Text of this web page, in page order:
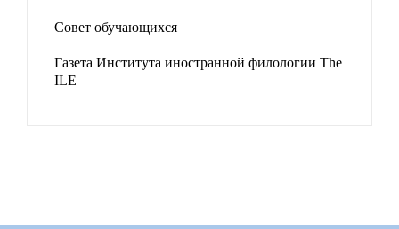
Совет обучающихся
Газета Института иностранной филологии The
ILE